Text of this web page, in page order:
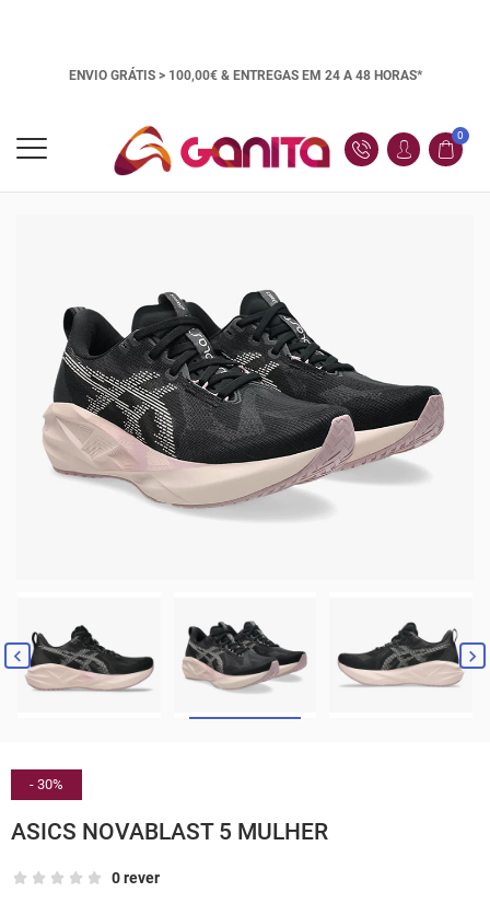
ENVIO GRÁTIS > 100,00€ & ENTREGAS EM 24 A 48 HORAS*
0
 
- 30%
ASICS NOVABLAST 5 MULHER
0 rever